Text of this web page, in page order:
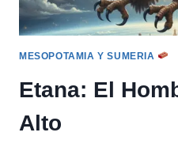
MESOPOTAMIA Y SUMERIA
Etana: El
Alto